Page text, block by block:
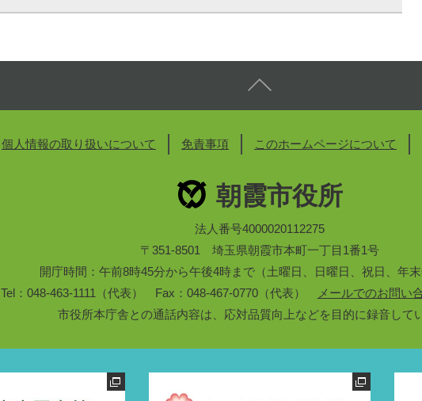
個人情報の取り扱いについて 免責事項 このホームページについて
朝霞市役所
法人番号4000020112275
〒351-8501 埼玉県朝霞市本町一丁目1番1号
開庁時間：午前8時45分から午後4時まで（土曜日、日曜日、祝日、年末
Tel：048-463-1111（代表） Fax：048-467-0770（代表）
メールでのお問い
市役所本庁舎との通話内容は、応対品質向上などを目的に録音して